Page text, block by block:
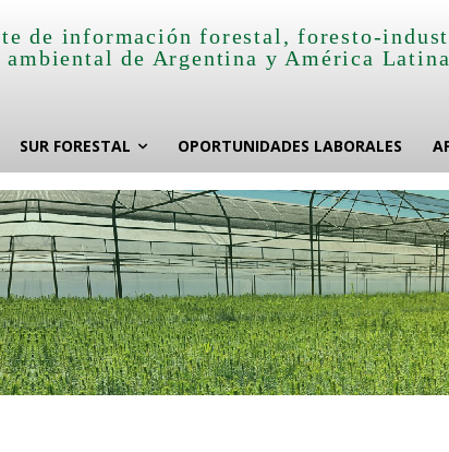
de información forestal, foresto-
ambiental de Argentina y América
SUR FORESTAL OPORTUNIDADES LABORALES